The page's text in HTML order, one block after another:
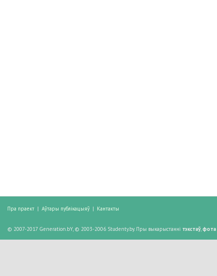
Пра праект | Аўтары публікацыяў | Кантакты
© 2007-2017 Generation.bY, © 2003-2006 Studenty.by. Пры выкарыстанні тэкстаў, фота